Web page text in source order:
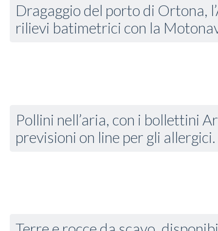
Dragaggio del porto di Ortona,
rilievi batimetrici con la
Pollini nell’aria, con i bollettini
previsioni on line per gli allergici.